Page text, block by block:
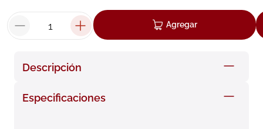
Agregar
Descripción
Especificaciones
pilexil
5. cerave
6 degraler
8. roche posay